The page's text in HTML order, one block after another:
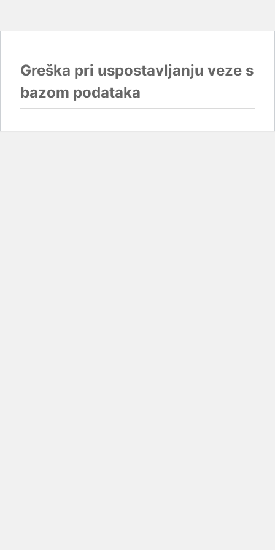
Greška pri uspostavljanju veze s
bazom podataka